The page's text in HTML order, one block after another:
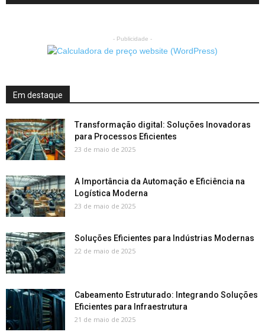
- Publicidade -
Em destaque
Transformação digital: Soluções Inovadoras
para Processos Eficientes
23 de maio de 2025
A Importância da Automação e Eficiência na
Logística Moderna
23 de maio de 2025
Soluções Eficientes para Indústrias Modernas
22 de maio de 2025
Cabeamento Estruturado: Integrando Soluções
Eficientes para Infraestrutura
21 de maio de 2025